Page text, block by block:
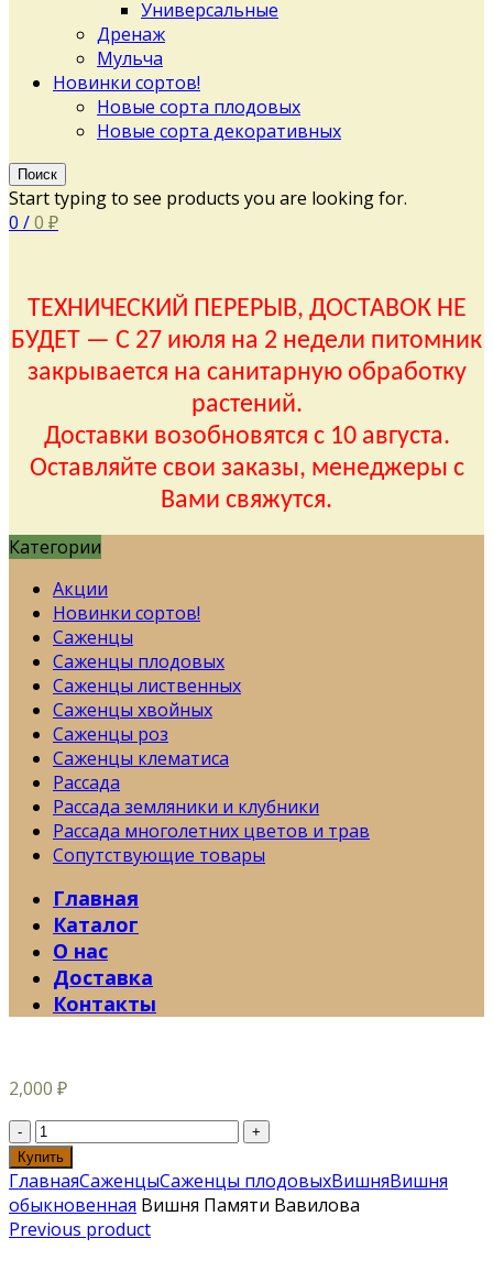
Универсальные
Дренаж
Мульча
Новинки сортов!
Новые сорта плодовых
Новые сорта декоративных
Поиск
Start typing to see products you are looking for.
0 /0 ₽
ТЕХНИЧЕСКИЙ ПЕРЕРЫВ, ДОСТАВОК НЕ
БУДЕТ — С 27 июля на 2 недели питомник
закрывается на санитарную обработку
растений.
Доставки возобновятся с 10 августа.
Оставляйте свои заказы, менеджеры с
Вами свяжутся.
Категории
Акции
Новинки сортов!
Саженцы
Саженцы плодовых
Саженцы лиственных
Саженцы хвойных
Саженцы роз
Саженцы клематиса
Рассада
Рассада земляники и клубники
Рассада многолетних цветов и трав
Сопутствующие товары
Главная
Каталог
О нас
Доставка
Контакты
2,000 ₽
Купить
ГлавнаяСаженцыСаженцы плодовыхВишняВишня
обыкновенная Вишня Памяти Вавилова
Previous product